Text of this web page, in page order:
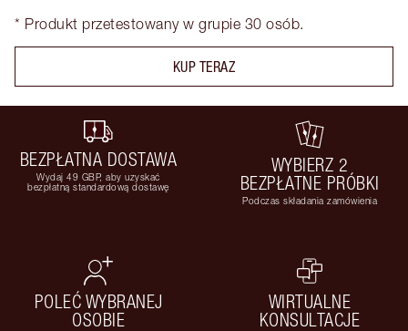
* Produkt przetestowany w grupie 30 osób.
KUP TERAZ
BEZPŁATNA DOSTAWA
Wydaj 49 GBP, aby uzyskać
bezpłatną standardową dostawę
WYBIERZ 2
BEZPŁATNE PRÓBKI
Podczas składania zamówienia
POLEĆ WYBRANEJ
OSOBIE
WIRTUALNE
KONSULTACJE